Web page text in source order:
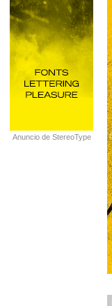
Anuncio de StereoType